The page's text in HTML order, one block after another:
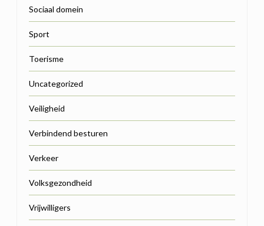
Sociaal domein
Sport
Toerisme
Uncategorized
Veiligheid
Verbindend besturen
Verkeer
Volksgezondheid
Vrijwilligers